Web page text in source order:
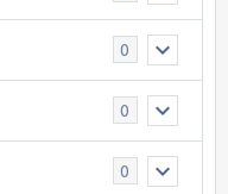
0
0
0